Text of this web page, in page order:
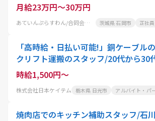
月給23万円～30万円
あていんぷらすわん/合同会社健幸 茨城県 石岡市 正社
「高時給・日払い可能!」銅ケーブル
クリフト運搬のスタッフ/20代から30
完備
時給1,500円～
株式会社日本ケイテム 栃木県 日光市 アルバイト・パ
焼肉店でのキッチン補助スタッフ/石